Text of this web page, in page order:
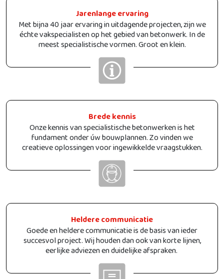
Jarenlange ervaring
Met bijna 40 jaar ervaring in uitdagende projecten, zijn we
échte vakspecialisten op het gebied van betonwerk. In de
meest specialistische vormen. Groot en klein.
Brede kennis
Onze kennis van specialistische betonwerken is het
fundament onder úw bouwplannen. Zo vinden we
creatieve oplossingen voor ingewikkelde vraagstukken.
Heldere communicatie
Goede en heldere communicatie is de basis van ieder
succesvol project. Wij houden dan ook van korte lijnen,
eerlijke adviezen en duidelijke afspraken.